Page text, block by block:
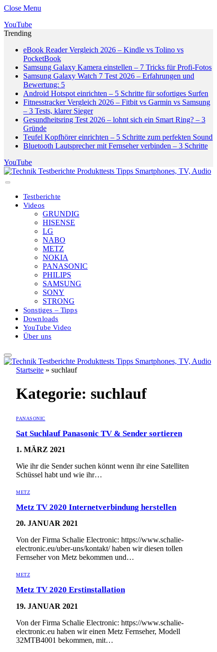
Close Menu
YouTube
Trending
eBook Reader Vergleich 2026 – Kindle vs Tolino vs
PocketBook
Samsung Galaxy Kamera einstellen – 7 Tricks für Profi-Fotos
Samsung Galaxy Watch 7 Test 2026 – Erfahrungen und
Bewertung: 5
Android Hotspot einrichten – 5 Schritte für sofortiges Surfen
Fitnesstracker Vergleich 2026 – Fitbit vs Garmin vs Samsung
– 3 Tests, klarer Sieger
Gesundheitsring Test 2026 – lohnt sich ein Smart Ring? – 3
Gründe
Teufel Kopfhörer einrichten – 5 Schritte zum perfekten Sound
Bluetooth Lautsprecher mit Fernseher verbinden – 3 Schritte
YouTube
Testberichte
Videos
GRUNDIG
HISENSE
LG
NABO
METZ
NOKIA
PANASONIC
PHILIPS
SAMSUNG
SONY
STRONG
Sonstiges – Tipps
Downloads
YouTube Video
Über uns
Startseite » suchlauf
Kategorie: suchlauf
PANASONIC
Sat Suchlauf Panasonic TV & Sender sortieren
1. MÄRZ 2021
Wie ihr die Sender suchen könnt wenn ihr eine Satelliten
Schüssel habt und wie ihr…
METZ
Metz TV 2020 Internetverbindung herstellen
20. JANUAR 2021
Von der Firma Schalie Electronic: https://www.schalie-
electronic.eu/uber-uns/kontakt/ haben wir diesen tollen
Fernseher von Metz bekommen und…
METZ
Metz TV 2020 Erstinstallation
19. JANUAR 2021
Von der Firma Schalie Electronic: https://www.schalie-
electronic.eu haben wir einen Metz Fernseher, Modell
32MTB4001 bekommen, mit…